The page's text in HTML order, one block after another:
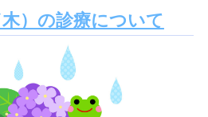
）の診療について